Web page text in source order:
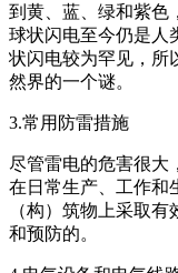
到黄、蓝、绿和紫色
球状闪电至今仍是人
状闪电较为罕见，所
然界的一个谜。
3.常用防雷措施
尽管雷电的危害很大
在日常生产、工作和
（构）筑物上采取
和预防的。